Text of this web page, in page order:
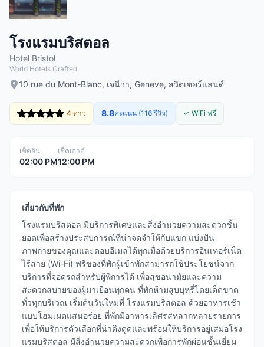
โรงแรมบริสตอล
Hotel Bristol
World Hotels Crafted
10 rue du Mont-Blanc, เจนีวา, Geneve, สวิตเซอร์แลนด์
4 ดาว 8.8คะแนน (116 รีวิว) ✓ WiFi ฟรี
เช็คอิน
02:00 PM
เช็คเอาต์
12:00 PM
เกี่ยวกับที่พัก
โรงแรมบริสตอล มีบริการพิเศษและสิ่งอำนวยความสะดวกชั้น
ยอดเพื่อสร้างประสบการณ์ที่น่าจดจำให้กับแขก แบ่งปัน
ภาพถ่ายของคุณและตอบอีเมลได้ทุกเมื่อด้วยบริการอินเทอร์เน็ต
ไร้สาย (Wi-Fi) ฟรีของที่พักผู้เข้าพักสามารถใช้ประโยชน์จาก
บริการที่จอดรถสำหรับผู้พิการได้ เพื่อสุขอนามัยและความ
สะดวกสบายของผู้มาเยือนทุกคน ที่พักห้ามสูบบุหรี่โดยเด็ดขาด
ทั่วทุกบริเวณ เริ่มต้นวันใหม่ที่ โรงแรมบริสตอล ด้วยอาหารเช้า
แบบโฮมเมดแสนอร่อย ที่พักมีอาหารเลิศรสหลากหลายรายการ
เพื่อให้บริการตัวเลือกที่น่าดึงดูดและพร้อมให้บริการอยู่เสมอโรง
แรมบริสตอล มีสิ่งอำนวยความสะดวกเพื่อการพักผ่อนชั้นเยี่ยม